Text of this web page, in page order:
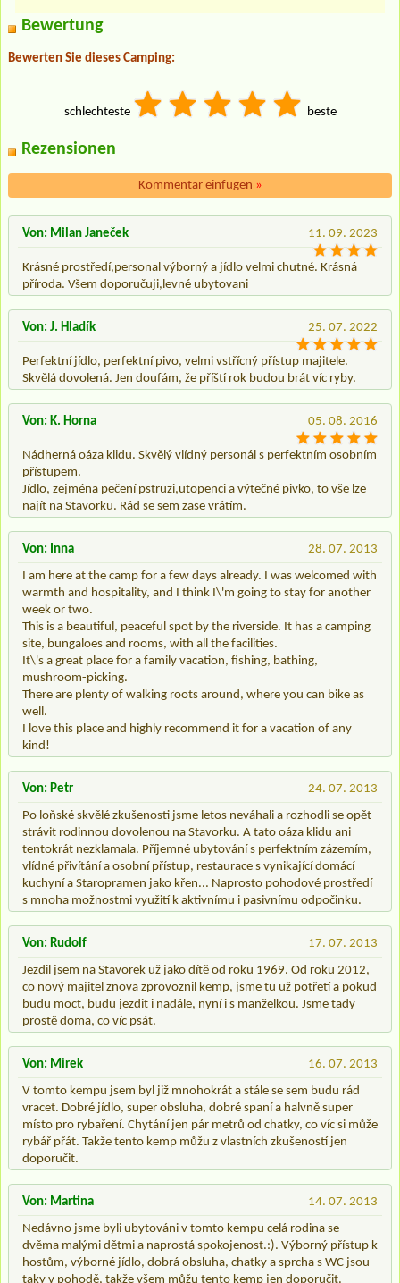
Bewertung
Bewerten Sie dieses Camping:
schlechteste beste
Rezensionen
Kommentar einfügen »
11. 09. 2023
Von: Milan Janeček
Krásné prostředí,personal výborný a jídlo velmi chutné. Krásná
příroda. Všem doporučuji,levné ubytovani
25. 07. 2022
Von: J. Hladík
Perfektní jídlo, perfektní pivo, velmi vstřícný přístup majitele.
Skvělá dovolená. Jen doufám, že příští rok budou brát víc ryby.
05. 08. 2016
Von: K. Horna
Nádherná oáza klidu. Skvělý vlídný personál s perfektním osobním
přístupem.
Jídlo, zejména pečení pstruzi,utopenci a výtečné pivko, to vše lze
najít na Stavorku. Rád se sem zase vrátím.
28. 07. 2013
Von: Inna
I am here at the camp for a few days already. I was welcomed with
warmth and hospitality, and I think I\'m going to stay for another
week or two.
This is a beautiful, peaceful spot by the riverside. It has a camping
site, bungaloes and rooms, with all the facilities.
It\'s a great place for a family vacation, fishing, bathing,
mushroom-picking.
There are plenty of walking roots around, where you can bike as
well.
I love this place and highly recommend it for a vacation of any
kind!
24. 07. 2013
Von: Petr
Po loňské skvělé zkušenosti jsme letos neváhali a rozhodli se opět
strávit rodinnou dovolenou na Stavorku. A tato oáza klidu ani
tentokrát nezklamala. Příjemné ubytování s perfektním zázemím,
vlídné přivítání a osobní přístup, restaurace s vynikající domácí
kuchyní a Staropramen jako křen... Naprosto pohodové prostředí
s mnoha možnostmi využití k aktivnímu i pasivnímu odpočinku.
17. 07. 2013
Von: Rudolf
Jezdil jsem na Stavorek už jako dítě od roku 1969. Od roku 2012,
co nový majitel znova zprovoznil kemp, jsme tu už potřetí a pokud
budu moct, budu jezdit i nadále, nyní i s manželkou. Jsme tady
prostě doma, co víc psát.
16. 07. 2013
Von: Mirek
V tomto kempu jsem byl již mnohokrát a stále se sem budu rád
vracet. Dobré jídlo, super obsluha, dobré spaní a halvně super
místo pro rybaření. Chytání jen pár metrů od chatky, co víc si může
rybář přát. Takže tento kemp můžu z vlastních zkušeností jen
doporučit.
14. 07. 2013
Von: Martina
Nedávno jsme byli ubytováni v tomto kempu celá rodina se
dvěma malými dětmi a naprostá spokojenost.:). Výborný přístup k
hostům, výborné jídlo, dobrá obsluha, chatky a sprcha s WC jsou
taky v pohodě, takže všem můžu tento kemp jen doporučit.